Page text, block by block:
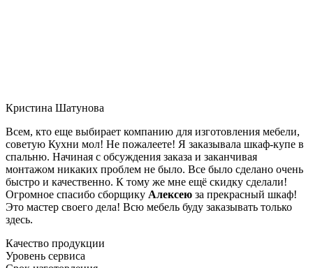
Кристина Шатунова
Всем, кто еще выбирает компанию для изготовления мебели,
советую Кухни мол! Не пожалеете! Я заказывала шкаф-купе в
спальню. Начиная с обсуждения заказа и заканчивая
монтажом никаких проблем не было. Все было сделано очень
быстро и качественно. К тому же мне ещё скидку сделали!
Огромное спасибо сборщику Алексею за прекрасный шкаф!
Это мастер своего дела! Всю мебель буду заказывать только
здесь.
Качество продукции
Уровень сервиса